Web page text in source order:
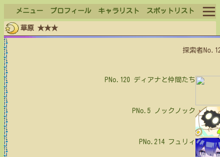
メニュー プロフィール キャラリスト スポットリスト
ログイン
草原 ★★★
探索者
PNo.120 ディアナと仲間たち
PNo.5 ノックノック
PNo.214 フュリィ